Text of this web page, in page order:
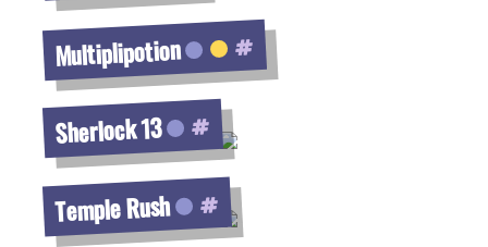
Multiplipotion
Sherlock 13
Temple Rush
Voir la fiche
Voir la fiche
Voir la fiche